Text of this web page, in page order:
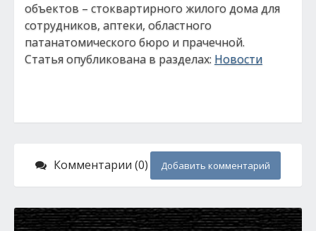
объектов – стоквартирного жилого дома для
сотрудников, аптеки, областного
патанатомического бюро и прачечной.
Статья опубликована в разделах: Новости
Комментарии (0) Добавить комментарий